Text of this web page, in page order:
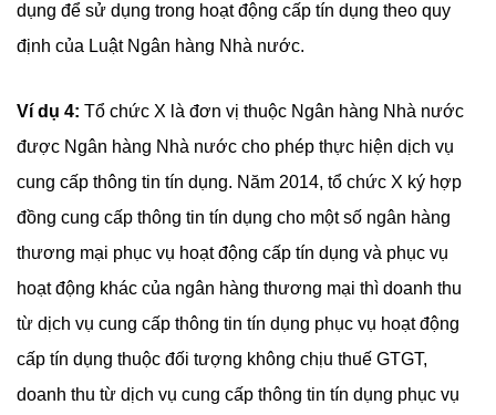
dụng để sử dụng trong hoạt động cấp tín dụng theo quy
định của Luật Ngân hàng Nhà nước.
Ví dụ 4: Tổ chức X là đơn vị thuộc Ngân hàng Nhà nước
được Ngân hàng Nhà nước cho phép thực hiện dịch vụ
cung cấp thông tin tín dụng. Năm 2014, tổ chức X ký hợp
đồng cung cấp thông tin tín dụng cho một số ngân hàng
thương mại phục vụ hoạt động cấp tín dụng và phục vụ
hoạt động khác của ngân hàng thương mại thì doanh thu
từ dịch vụ cung cấp thông tin tín dụng phục vụ hoạt động
cấp tín dụng thuộc đối tượng không chịu thuế GTGT,
doanh thu từ dịch vụ cung cấp thông tin tín dụng phục vụ